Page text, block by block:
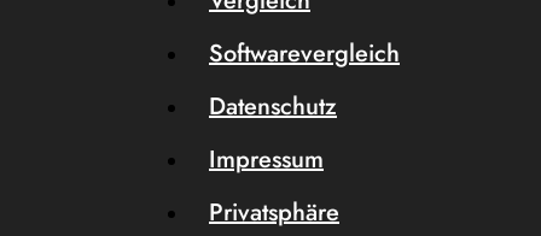
Softwarevergleich
Datenschutz
Impressum
Privatsphäre